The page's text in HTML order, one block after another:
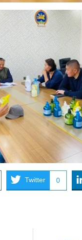
Twitter 0